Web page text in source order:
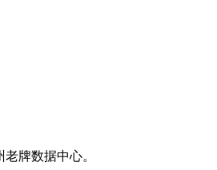
牌数据中心。